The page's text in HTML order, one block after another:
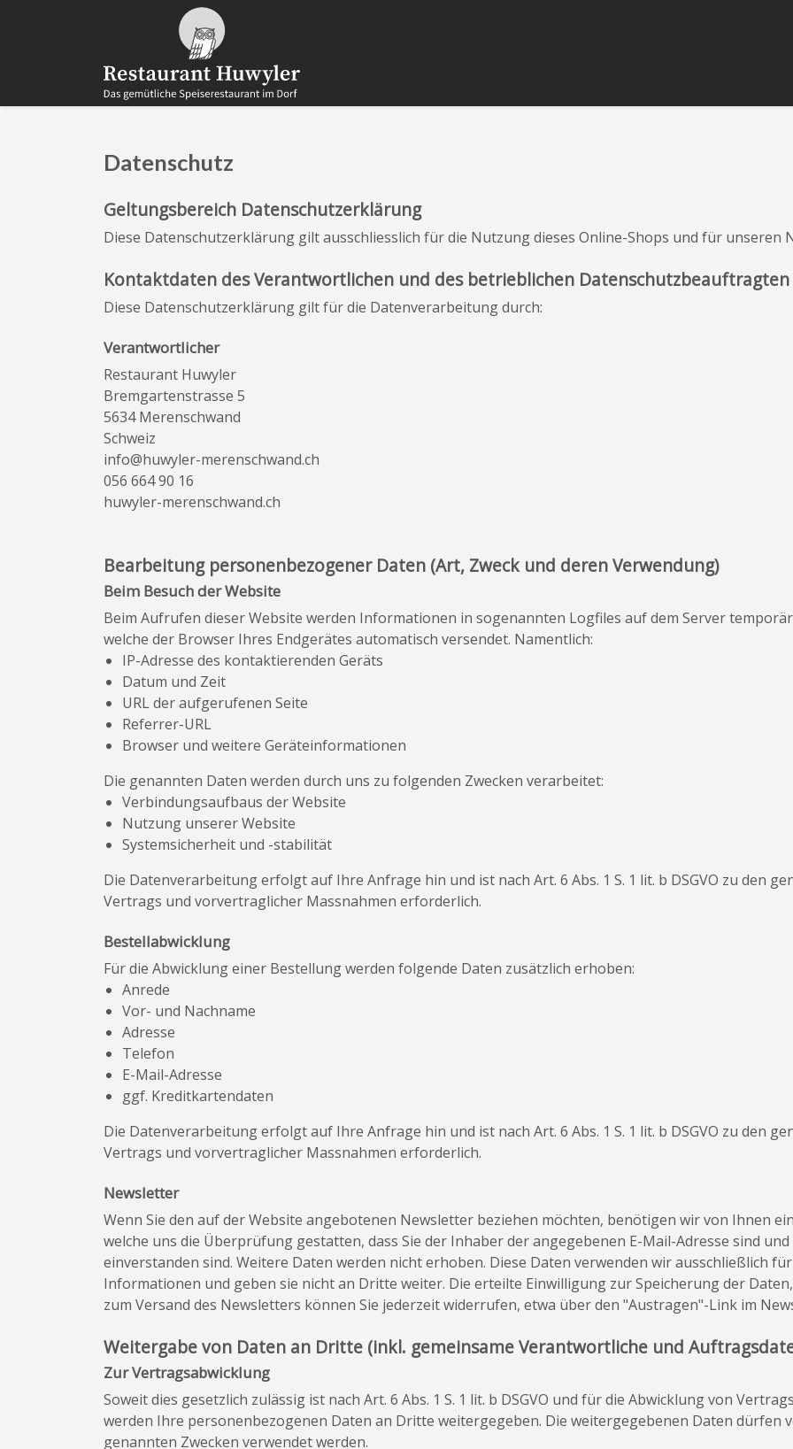
Datenschutz
Geltungsbereich Datenschutzerklärung
Diese Datenschutzerklärung gilt ausschliesslich für die Nutzung dieses Online-Shops und für unseren
Kontaktdaten des Verantwortlichen und des betrieblichen Datenschutzbeauftragten
Diese Datenschutzerklärung gilt für die Datenverarbeitung durch:
Verantwortlicher
Restaurant Huwyler
Bremgartenstrasse 5
5634 Merenschwand
Schweiz
info@huwyler-merenschwand.ch
056 664 90 16
huwyler-merenschwand.ch
Bearbeitung personenbezogener Daten (Art, Zweck und deren Verwendung)
Beim Besuch der Website
Beim Aufrufen dieser Website werden Informationen in sogenannten Logfiles auf dem Server
welche der Browser Ihres Endgerätes automatisch versendet. Namentlich:
IP-Adresse des kontaktierenden Geräts
Datum und Zeit
URL der aufgerufenen Seite
Referrer-URL
Browser und weitere Geräteinformationen
Die genannten Daten werden durch uns zu folgenden Zwecken verarbeitet:
Verbindungsaufbaus der Website
Nutzung unserer Website
Systemsicherheit und -stabilität
Die Datenverarbeitung erfolgt auf Ihre Anfrage hin und ist nach Art. 6 Abs. 1 S. 1 lit. b DSGVO zu den
Vertrags und vorvertraglicher Massnahmen erforderlich.
Bestellabwicklung
Für die Abwicklung einer Bestellung werden folgende Daten zusätzlich erhoben:
Anrede
Vor- und Nachname
Adresse
Telefon
E-Mail-Adresse
ggf. Kreditkartendaten
Die Datenverarbeitung erfolgt auf Ihre Anfrage hin und ist nach Art. 6 Abs. 1 S. 1 lit. b DSGVO zu den
Vertrags und vorvertraglicher Massnahmen erforderlich.
Newsletter
Wenn Sie den auf der Website angebotenen Newsletter beziehen möchten, benötigen wir von Ihnen
welche uns die Überprüfung gestatten, dass Sie der Inhaber der angegebenen E-Mail-Adresse sind
einverstanden sind. Weitere Daten werden nicht erhoben. Diese Daten verwenden wir ausschließlich
Informationen und geben sie nicht an Dritte weiter. Die erteilte Einwilligung zur Speicherung der
zum Versand des Newsletters können Sie jederzeit widerrufen, etwa über den "Austragen"-Link im
Weitergabe von Daten an Dritte (inkl. gemeinsame Verantwortliche und
Zur Vertragsabwicklung
Soweit dies gesetzlich zulässig ist nach Art. 6 Abs. 1 S. 1 lit. b DSGVO und für die Abwicklung von
werden Ihre personenbezogenen Daten an Dritte weitergegeben. Die weitergegebenen Daten dürfen
genannten Zwecken verwendet werden.